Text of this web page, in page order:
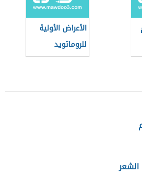
الأعراض الأولية
للروماتويد